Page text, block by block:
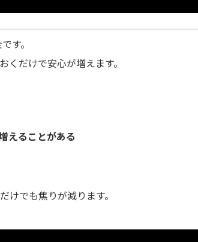
す。
くだけで安心が増えます。
えることがある
けでも焦りが減ります。